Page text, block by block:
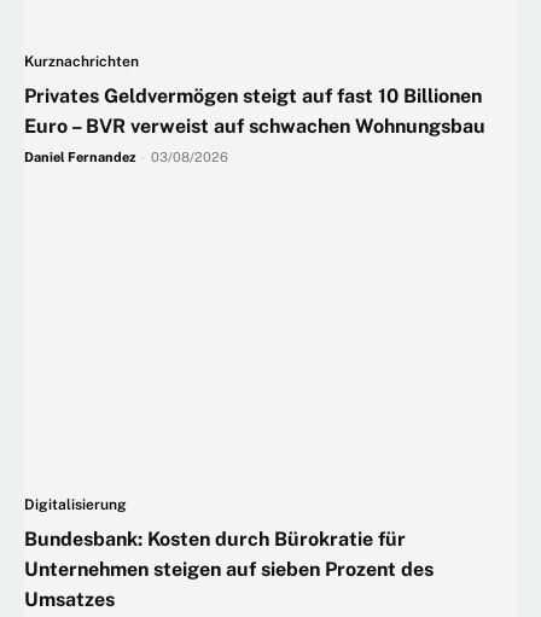
Kurznachrichten
Privates Geldvermögen steigt auf fast 10 Billionen
Euro – BVR verweist auf schwachen Wohnungsbau
Daniel Fernandez 03/08/2026
Digitalisierung
Bundesbank: Kosten durch Bürokratie für
Unternehmen steigen auf sieben Prozent des
Umsatzes